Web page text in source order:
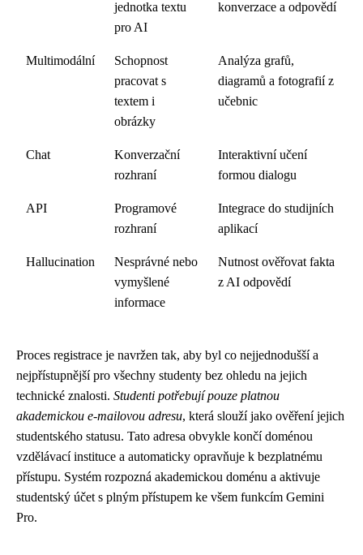
jednotka textu
pro AI
konverzace a odpovědí
Multimodální
Schopnost
pracovat s
textem i
obrázky
Analýza grafů,
diagramů a fotografií z
učebnic
Chat
Konverzační
rozhraní
Interaktivní učení
formou dialogu
API
Programové
rozhraní
Integrace do studijních
aplikací
Hallucination
Nesprávné nebo
vymyšlené
informace
Nutnost ověřovat fakta
z AI odpovědí
Proces registrace je navržen tak, aby byl co nejjednodušší a
nejpřístupnější pro všechny studenty bez ohledu na jejich
technické znalosti. Studenti potřebují pouze platnou
akademickou e-mailovou adresu, která slouží jako ověření jejich
studentského statusu. Tato adresa obvykle končí doménou
vzdělávací instituce a automaticky opravňuje k bezplatnému
přístupu. Systém rozpozná akademickou doménu a aktivuje
studentský účet s plným přístupem ke všem funkcím Gemini
Pro.